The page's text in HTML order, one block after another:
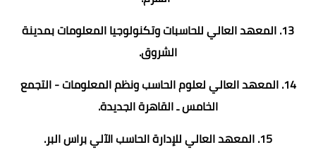
13. المعهد العالي للحاسبات وتكنولوجيا المعلومات بمدينة
الشروق.
14. المعهد العالي لعلوم الحاسب ونظم المعلومات - التجمع
الخامس ـ القاهرة الجديدة.
15. المعهد العالي للإدارة الحاسب الآلي براس البر.